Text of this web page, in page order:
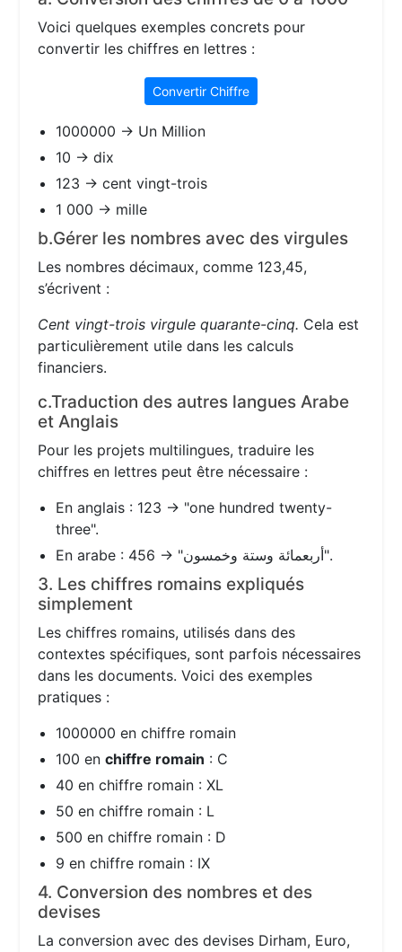
Voici quelques exemples concrets pour
convertir les chiffres en lettres :
Convertir Chiffre
1000000 → Un Million
10 → dix
123 → cent vingt-trois
1 000 → mille
b.Gérer les nombres avec des virgules
Les nombres décimaux, comme 123,45,
s’écrivent :
Cent vingt-trois virgule quarante-cinq. Cela est
particulièrement utile dans les calculs
financiers.
c.Traduction des autres langues Arabe
et Anglais
Pour les projets multilingues, traduire les
chiffres en lettres peut être nécessaire :
En anglais : 123 → "one hundred twenty-
three".
En arabe : 456 → "أربعمائة وستة وخمسون".
3. Les chiffres romains expliqués
simplement
Les chiffres romains, utilisés dans des
contextes spécifiques, sont parfois nécessaires
dans les documents. Voici des exemples
pratiques :
1000000 en chiffre romain
100 enchiffre romain : C
40 en chiffre romain : XL
50 en chiffre romain : L
500 en chiffre romain : D
9 en chiffre romain : IX
4. Conversion des nombres et des
devises
La conversion avec des devises Dirham, Euro,